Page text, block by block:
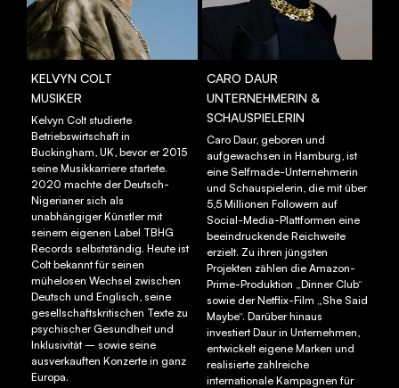
KELVYN COLT
MUSIKER
Kelvyn Colt studierte
Betriebswirtschaft in
Buckingham, UK, bevor er 2015
seine Musikkarriere startete.
2020 machte der Deutsch-
Nigerianer sich als
unabhängiger Künstler mit
seinem eigenen Label TBHG
Records selbstständig. Heute ist
Colt bekannt für seinen
mühelosen Wechsel zwischen
Deutsch und Englisch, seine
gesellschaftskritischen Texte zu
psychischer Gesundheit und
Inklusivität – sowie seine
ausverkauften Konzerte in ganz
Europa.
CARO DAUR
UNTERNEHMERIN &
SCHAUSPIELERIN
Caro Daur, geboren und
aufgewachsen in Hamburg, ist
eine Selfmade-Unternehmerin
und Schauspielerin, die mit über
5,5 Millionen Followern auf
Social-Media-Plattformen eine
beeindruckende Reichweite
erzielt. Zu ihren jüngsten
Projekten zählen die Amazon-
Prime-Produktion „Dinner Club“
sowie der Netflix-Film „She Said
Maybe“. Darüber hinaus
investiert Daur in Unternehmen,
entwickelt eigene Marken und
realisierte zahlreiche
internationale Kampagnen für